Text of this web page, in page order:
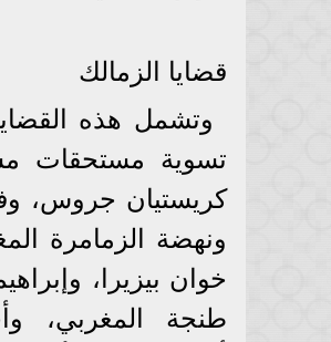
قضايا الزمالك
وتشمل هذه
تسوية مستحقات
كريستيان جروس،
ونهضة الزمامرة
خوان بيزيرا،
طنجة المغربي،